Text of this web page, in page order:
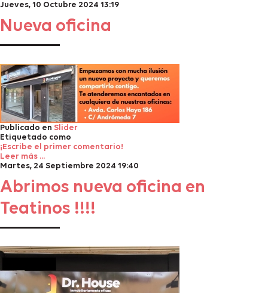
Jueves, 10 Octubre 2024 13:19
Nueva oficina
Publicado en Slider
Etiquetado como
¡Escribe el primer comentario!
Leer más ...
Martes, 24 Septiembre 2024 19:40
Abrimos nueva oficina en
Teatinos !!!!